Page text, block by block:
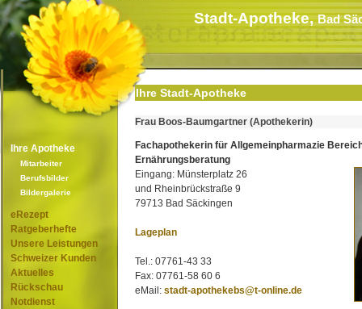
Stadt-Apotheke,Bad
Ihre Apotheke
Mitarbeiter
Berufsbilder
Bildergalerie
eRezept
Ratgeberhefte
Unsere Leistungen
Schweizer Kunden
Aktuelles
Rückschau
Notdienst
Ihre Stadt-Apotheke
Frau Boos-Baumgartner (Apothekerin)
Fachapothekerin für Allgemeinpharmazie
Ernährungsberatung
Eingang: Münsterplatz 26
und Rheinbrückstraße 9
79713 Bad Säckingen
Lageplan
Tel.: 07761-43 33
Fax: 07761-58 60 6
eMail: stadt-apothekebs@t-online.de